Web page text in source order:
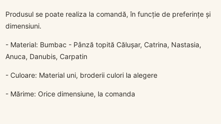
Produsul se poate realiza la comandă, în funcție de preferințe și
dimensiuni.
- Material: Bumbac - Pânză topită Călușar, Catrina, Nastasia,
Anuca, Danubis, Carpatin
- Culoare: Material uni, broderii culori la alegere
- Mărime: Orice dimensiune, la comanda